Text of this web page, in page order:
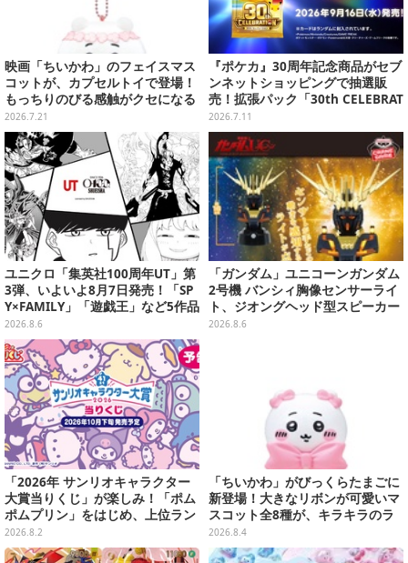
映画「ちいかわ」のフェイスマス
コットが、カプセルトイで登場！
もっちりのびる感触がクセになる
ハチワレ、セイレーンなど全5種
2026.7.21
『ポケカ』30周年記念商品がセブ
ンネットショッピングで抽選販
売！拡張パック「30th CELEBRAT
ION」と「エーフィ・ブラッキー
セット」が対象
2026.7.11
ユニクロ「集英社100周年UT」第
3弾、いよいよ8月7日発売！「SP
Y×FAMILY」「遊戯王」など5作品
をデザイン
2026.8.6
「ガンダム」ユニコーンガンダム
2号機 バンシィ胸像センサーライ
ト、ジオングヘッド型スピーカー
が順次プライズ展開！
2026.8.6
「2026年 サンリオキャラクター
大賞当りくじ」が楽しみ！「ポム
ポムプリン」をはじめ、上位ラン
クインが登場するスペシャル企画
2026.8.2
「ちいかわ」がびっくらたまごに
新登場！大きなリボンが可愛いマ
スコット全8種が、キラキラのラ
メ入り入浴剤から飛び出す
2026.8.4